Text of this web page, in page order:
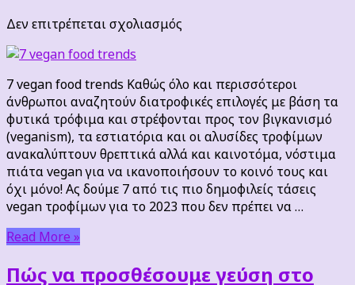
Δεν επιτρέπεται σχολιασμός
trends
7 vegan food trends Καθώς όλο και περισσότεροι
άνθρωποι αναζητούν διατροφικές επιλογές με βάση τα
φυτικά τρόφιμα και στρέφονται προς τον βιγκανισμό
(veganism), τα εστιατόρια και οι αλυσίδες τροφίμων
ανακαλύπτουν θρεπτικά αλλά και καινοτόμα, νόστιμα
πιάτα vegan για να ικανοποιήσουν το κοινό τους και
όχι μόνο! Ας δούμε 7 από τις πιο δημοφιλείς τάσεις
vegan τροφίμων για το 2023 που δεν πρέπει να …
Read More »
Πώς να προσθέσουμε γεύση στο